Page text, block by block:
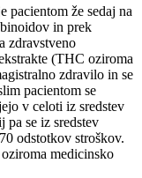
že sedaj na
in prek
zdravstveno
(THC oziroma
zdravilo in se
pacientom se
v celoti iz sredstev
pa se iz sredstev
odstotkov stroškov.
medicinsko